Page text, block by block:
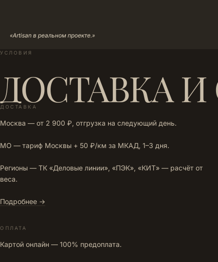
«Artisan в реальном проекте.»
УСЛОВИЯ
ДОСТАВКА
ДОСТАВКА
Москва — от 2 900 ₽, отгрузка на следующий день.
МО — тариф Москвы + 50 ₽/км за МКАД, 1–3 дня.
Регионы — ТК «Деловые линии», «ПЭК», «КИТ» — расчёт от
веса.
Подробнее →
ОПЛАТА
Картой онлайн — 100% предоплата.